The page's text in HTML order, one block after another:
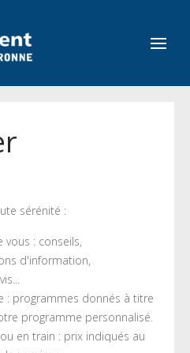
sérénité :
: conseils,
d'information,
: programmes donnés à titre
programme personnalisé.
en train : prix indiqués au